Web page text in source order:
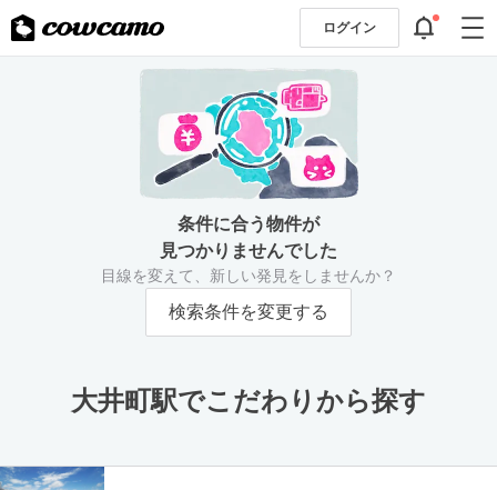
ログイン
条件に合う物件が
見つかりませんでした
目線を変えて、新しい発見をしませんか？
検索条件を変更する
大井町駅でこだわりから探す